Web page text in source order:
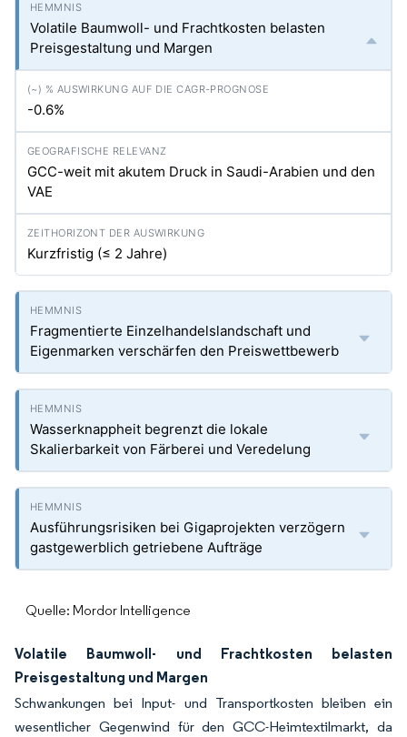
Volatile Baumwoll- und Frachtkosten belasten
Preisgestaltung und Margen
-0.6%
GCC-weit mit akutem Druck in Saudi-Arabien und den
VAE
Kurzfristig (≤ 2 Jahre)
Fragmentierte Einzelhandelslandschaft und
Eigenmarken verschärfen den Preiswettbewerb
Wasserknappheit begrenzt die lokale
Skalierbarkeit von Färberei und Veredelung
Ausführungsrisiken bei Gigaprojekten verzögern
gastgewerblich getriebene Aufträge
Quelle: Mordor Intelligence
Volatile Baumwoll- und Frachtkosten belasten
Preisgestaltung und Margen
Schwankungen bei Input- und Transportkosten bleiben ein
wesentlicher Gegenwind für den GCC-Heimtextilmarkt, da